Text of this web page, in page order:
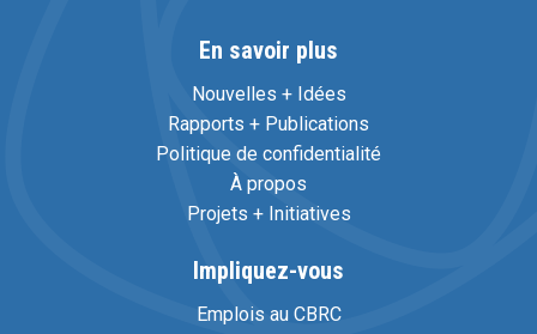
En savoir plus
Nouvelles + Idées
Rapports + Publications
Politique de confidentialité
À propos
Projets + Initiatives
Impliquez-vous
Emplois au CBRC